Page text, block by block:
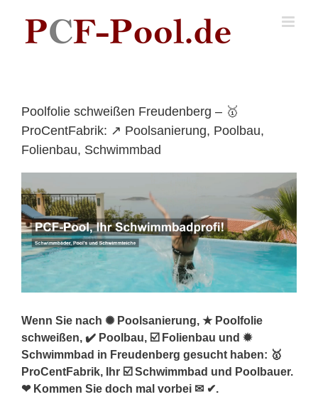
content
Poolfolie schweißen Freudenberg – 🥇
ProCentFabrik: ↗️ Poolsanierung, Poolbau,
Folienbau, Schwimmbad
Wenn Sie nach ✺ Poolsanierung, ★ Poolfolie
schweißen, ✔️ Poolbau, ☑️ Folienbau und ✹
Schwimmbad in Freudenberg gesucht haben: 🥇
ProCentFabrik, Ihr ☑️ Schwimmbad und Poolbauer.
❤ Kommen Sie doch mal vorbei ✉ ✔.